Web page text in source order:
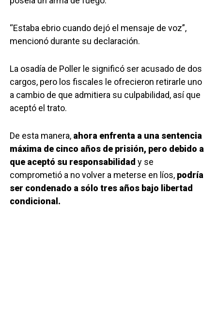
“Estaba ebrio cuando dejó el mensaje de voz”,
mencionó durante su declaración.
La osadía de Poller le significó ser acusado de dos
cargos, pero los fiscales le ofrecieron retirarle uno
a cambio de que admitiera su culpabilidad, así que
aceptó el trato.
De esta manera, ahora enfrenta a una sentencia
máxima de cinco años de prisión, pero debido a
que aceptó su responsabilidad y se
comprometió a no volver a meterse en líos, podría
ser condenado a sólo tres años bajo libertad
condicional.